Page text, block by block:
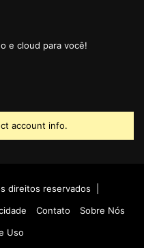
e cloud para você!
account info.
direitos reservados |
Contato
Sobre Nós
Uso